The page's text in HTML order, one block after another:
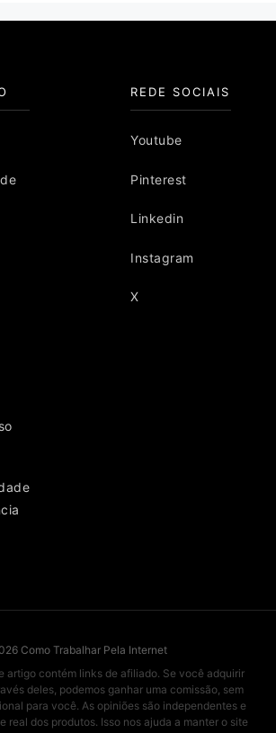
REDE SOCIAIS
Youtube
Pinterest
Linkedin
Instagram
X
Como Trabalhar Pela Internet
artigo contém links de afiliado. Se você adquirir
deles, podemos ganhar uma comissão, sem
para você. As opiniões são independentes e
real dos produtos. Isso nos ajuda a manter o site